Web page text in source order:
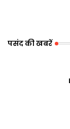
पसंद की खबरें